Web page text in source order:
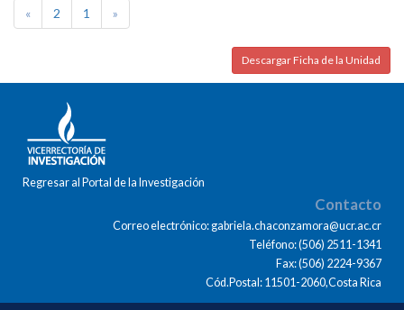
« 2 1 »
Descargar Ficha de la Unidad
Regresar al Portal de la Investigación
Contacto
Correo electrónico: gabriela.chaconzamora@ucr.ac.cr
Teléfono: (506) 2511-1341
Fax: (506) 2224-9367
Cód.Postal: 11501-2060,Costa Rica